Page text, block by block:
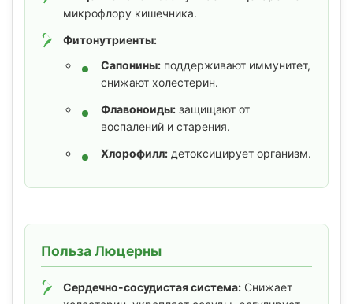
микрофлору кишечника.
Фитонутриенты:
Сапонины: поддерживают иммунитет,
снижают холестерин.
Флавоноиды: защищают от
воспалений и старения.
Хлорофилл: детоксицирует организм.
Польза Люцерны
Сердечно-сосудистая система: Снижает